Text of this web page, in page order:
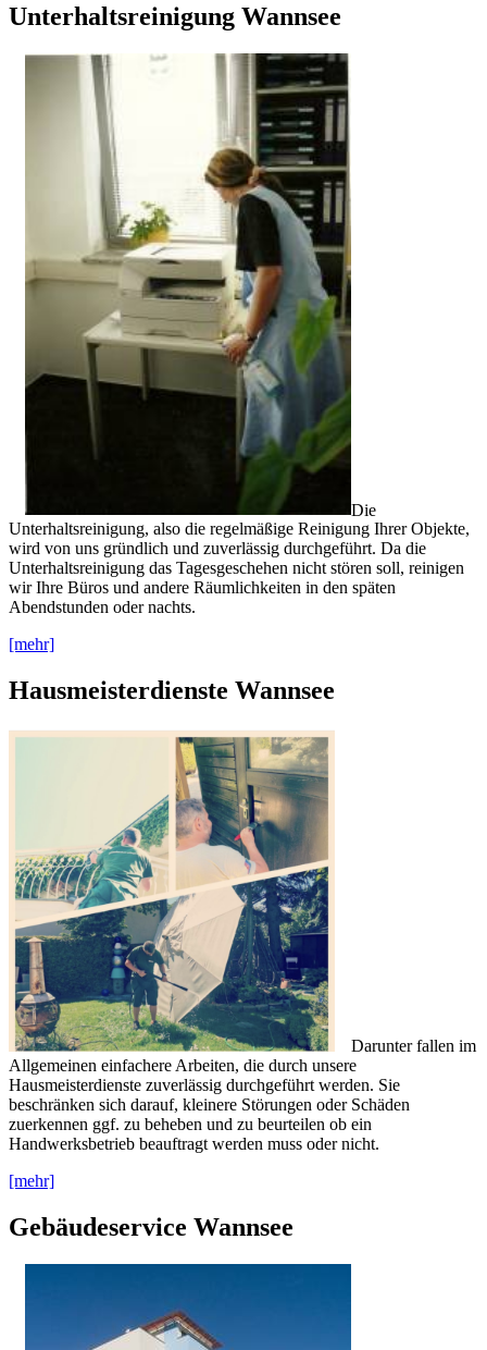
Unterhaltsreinigung Wannsee
Die
Unterhaltsreinigung, also die regelmäßige Reinigung Ihrer Objekte,
wird von uns gründlich und zuverlässig durchgeführt. Da die
Unterhaltsreinigung das Tagesgeschehen nicht stören soll, reinigen
wir Ihre Büros und andere Räumlichkeiten in den späten
Abendstunden oder nachts.
[mehr]
Hausmeisterdienste Wannsee
Darunter fallen im
Allgemeinen einfachere Arbeiten, die durch unsere
Hausmeisterdienste zuverlässig durchgeführt werden. Sie
beschränken sich darauf, kleinere Störungen oder Schäden
zuerkennen ggf. zu beheben und zu beurteilen ob ein
Handwerksbetrieb beauftragt werden muss oder nicht.
[mehr]
Gebäudeservice Wannsee